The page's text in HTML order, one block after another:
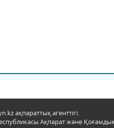
ақпараттық агенттігі.
Ақпарат және Қоғамдық